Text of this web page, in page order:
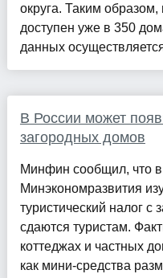
округа. Таким
доступен уже в 350
данных
В России может
загородных домов
Минфин сообщил, что в
Минэкономразвития
туристический налог
сдаются туристам.
коттеджах и частных
как мини-средства